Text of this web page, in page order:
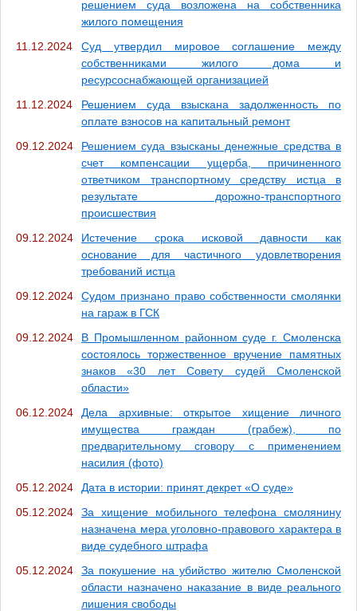
решением суда возложена на собственника
жилого помещения
11.12.2024
Суд утвердил мировое соглашение между
собственниками жилого дома и
ресурсоснабжающей организацией
11.12.2024
Решением суда взыскана задолженность по
оплате взносов на капитальный ремонт
09.12.2024
Решением суда взысканы денежные средства в
счет компенсации ущерба, причиненного
ответчиком транспортному средству истца в
результате дорожно-транспортного
происшествия
09.12.2024
Истечение срока исковой давности как
основание для частичного удовлетворения
требований истца
09.12.2024
Судом признано право собственности смолянки
на гараж в ГСК
09.12.2024
В Промышленном районном суде г. Смоленска
состоялось торжественное вручение памятных
знаков «30 лет Совету судей Смоленской
области»
06.12.2024
Дела архивные: открытое хищение личного
имущества граждан (грабеж), по
предварительному сговору с применением
насилия (фото)
05.12.2024
Дата в истории: принят декрет «О суде»
05.12.2024
За хищение мобильного телефона смолянину
назначена мера уголовно-правового характера в
виде судебного штрафа
05.12.2024
За покушение на убийство жителю Смоленской
области назначено наказание в виде реального
лишения свободы